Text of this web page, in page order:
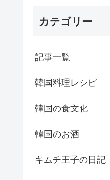
カテゴリー
記事一覧
韓国料理レシピ
韓国の食文化
韓国のお酒
キムチ王子の日記